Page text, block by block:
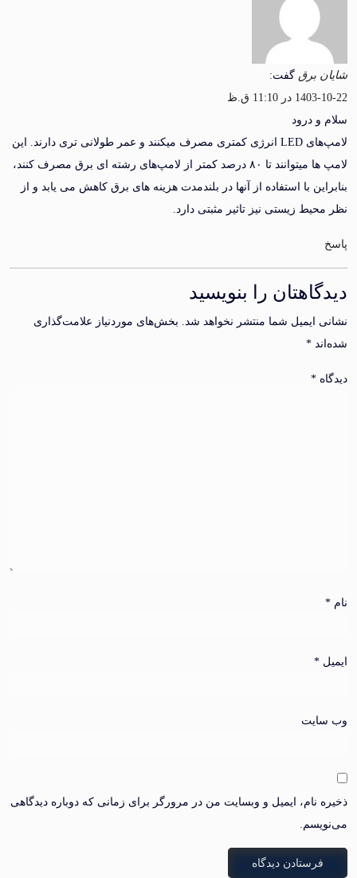
برق گفت:
11:10 ق.ظ
درود
لامپ‌های LED انرژی کمتری مصرف میکنند و عمر طولانی‌ تری دارند. این
لامپ‌ ها میتوانند تا ۸۰ درصد کمتر از لامپ‌های رشته‌ ای برق مصرف کنند،
با استفاده از آنها در بلندمدت هزینه‌ های برق کاهش می‌ یابد و از
زیستی نیز تاثیر مثبتی دارد.
را بنویسید
ایمیل شما منتشر نخواهد شد. بخش‌های موردنیاز علامت‌گذاری
*
ایمیل و وبسایت من در مرورگر برای زمانی که دوباره دیدگاهی